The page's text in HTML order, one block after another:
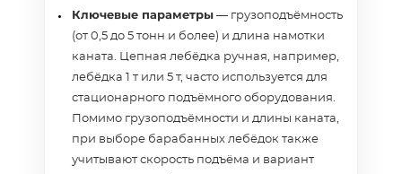
Ключевые параметры — грузоподъёмность
(от 0,5 до 5 тонн и более) и длина намотки
каната. Цепная лебёдка ручная, например,
лебёдка 1 т или 5 т, часто используется для
стационарного подъёмного оборудования.
Помимо грузоподъёмности и длины каната,
при выборе барабанных лебёдок также
учитывают скорость подъёма и вариант